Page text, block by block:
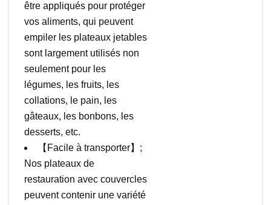
être appliqués pour protéger
vos aliments, qui peuvent
empiler les plateaux jetables
sont largement utilisés non
seulement pour les
légumes, les fruits, les
collations, le pain, les
gâteaux, les bonbons, les
desserts, etc.
【Facile à transporter】;
Nos plateaux de
restauration avec couvercles
peuvent contenir une variété